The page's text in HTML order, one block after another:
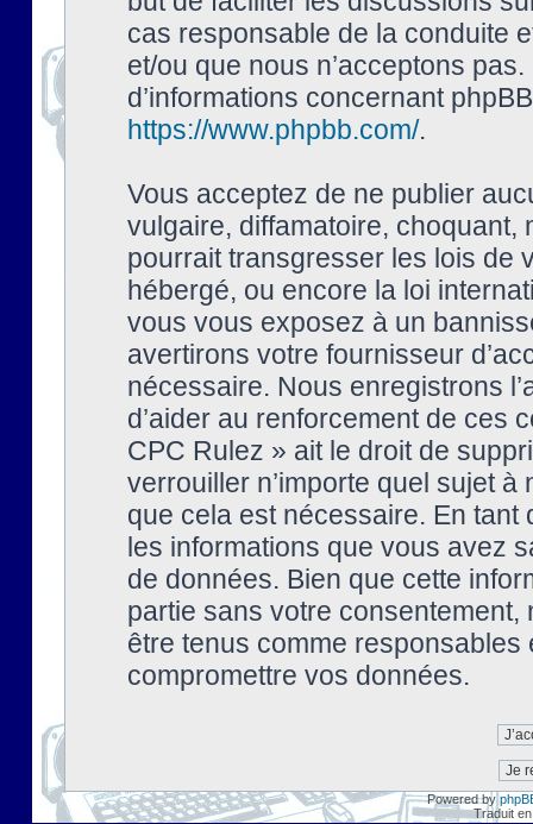
cas responsable de la conduite
et/ou que nous n’acceptons
d’informations concernant
https://www.phpbb.com/.
Vous acceptez de ne publier
vulgaire, diffamatoire, choquant,
pourrait transgresser les lois de
hébergé, ou encore la loi
vous vous exposez à un
avertirons votre fournisseur
nécessaire. Nous enregistrons
d’aider au renforcement de ces
CPC Rulez » ait le droit de
verrouiller n’importe quel sujet à
que cela est nécessaire. En tant
les informations que vous avez
de données. Bien que cette
partie sans votre
être tenus comme
compromettre vos données.
Powered by
Traduit